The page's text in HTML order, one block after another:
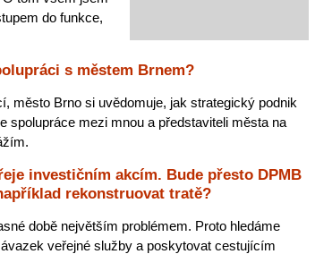
do funkce,
s městem Brnem?
město Brno si uvědomuje, jak strategický podnik
spolupráce mezi mnou a představiteli města na
investičním akcím. Bude přesto DPMB
rekonstruovat tratě?
době největším problémem. Proto hledáme
veřejné služby a poskytovat cestujícím